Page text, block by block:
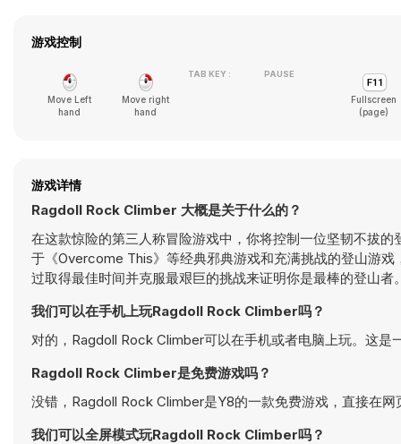
游戏控制
Move Left
hand
Move right
hand
TAB KEY : PAUSE
Fullscreen
(page)
游戏详情
Ragdoll Rock Climber 大概是关于什么的？
在这款惊险的第三人称冒险游戏中，你将控制一位坚韧不拔
于《Overcome This》等经典邪典游戏和充满挑战的登山游
过取得最佳时间并克服最艰巨的挑战来证明你是最棒的登山
我们可以在手机上玩Ragdoll Rock Climber吗？
对的，Ragdoll Rock Climber可以在手机或者电脑上玩。这是
Ragdoll Rock Climber是免费游戏吗？
没错，Ragdoll Rock Climber是Y8的一款免费游戏，直接在网
我们可以全屏模式玩Ragdoll Rock Climber吗？